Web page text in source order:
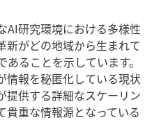
AI研究環境における多様性
新がどの地域から生まれて
ることを示しています。
情報を秘匿化している現状
提供する詳細なスケーリン
貴重な情報源となっている